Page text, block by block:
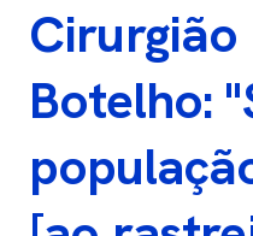
Cirurgião
Botelho: